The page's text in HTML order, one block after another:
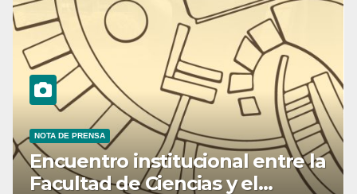
NOTA DE PRENSA
Encuentro institucional entre la
Facultad de Ciencias y el